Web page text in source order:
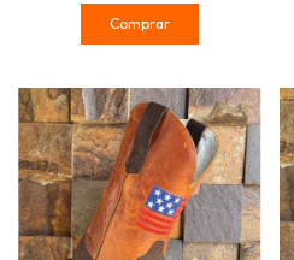
Comprar